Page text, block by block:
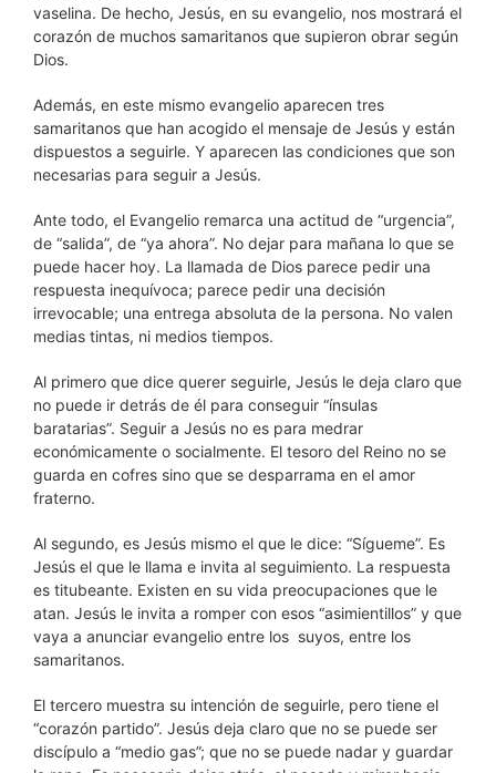
vaselina. De hecho, Jesús, en su evangelio, nos mostrará el
corazón de muchos samaritanos que supieron obrar según
Dios.
Además, en este mismo evangelio aparecen tres
samaritanos que han acogido el mensaje de Jesús y están
dispuestos a seguirle. Y aparecen las condiciones que son
necesarias para seguir a Jesús.
Ante todo, el Evangelio remarca una actitud de “urgencia”,
de “salida”, de “ya ahora”. No dejar para mañana lo que se
puede hacer hoy. La llamada de Dios parece pedir una
respuesta inequívoca; parece pedir una decisión
irrevocable; una entrega absoluta de la persona. No valen
medias tintas, ni medios tiempos.
Al primero que dice querer seguirle, Jesús le deja claro que
no puede ir detrás de él para conseguir “ínsulas
baratarias”. Seguir a Jesús no es para medrar
económicamente o socialmente. El tesoro del Reino no se
guarda en cofres sino que se desparrama en el amor
fraterno.
Al segundo, es Jesús mismo el que le dice: “Sígueme”. Es
Jesús el que le llama e invita al seguimiento. La respuesta
es titubeante. Existen en su vida preocupaciones que le
atan. Jesús le invita a romper con esos “asimientillos” y que
vaya a anunciar evangelio entre los suyos, entre los
samaritanos.
El tercero muestra su intención de seguirle, pero tiene el
“corazón partido”. Jesús deja claro que no se puede ser
discípulo a “medio gas”; que no se puede nadar y guardar